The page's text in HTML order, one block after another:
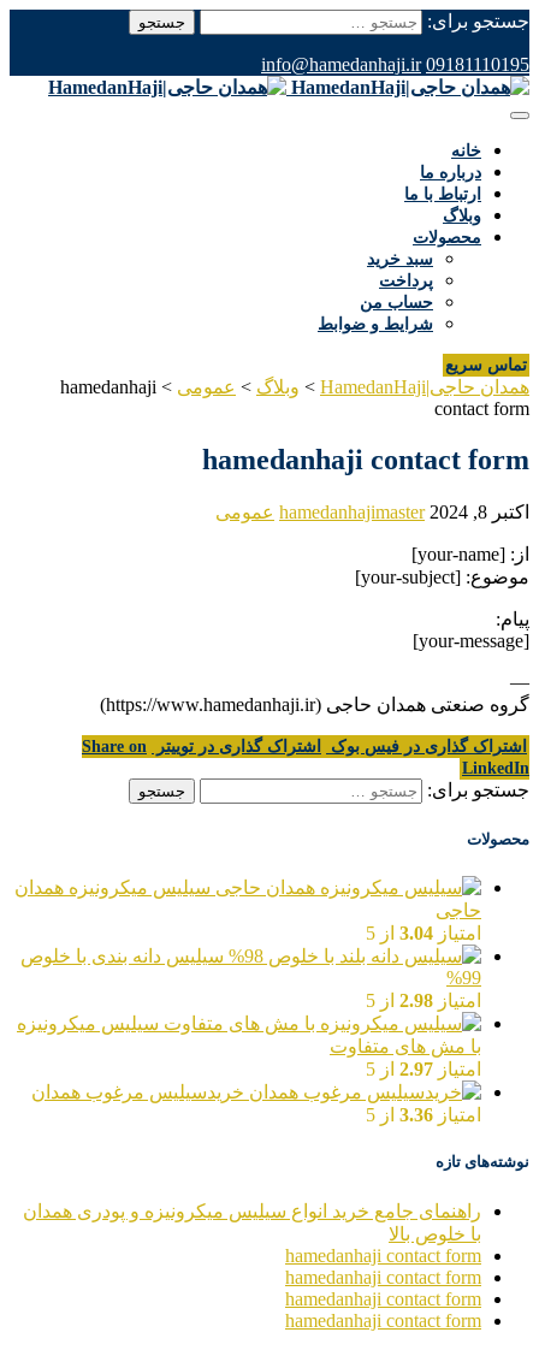
جستجو برای:
09181110195
info@hamedanhaji.ir
خانه
درباره ما
ارتباط با ما
وبلاگ
محصولات
سبد خرید
پرداخت
حساب من
شرایط و ضوابط
تماس سریع
همدان حاجی|HamedanHaji > وبلاگ > عمومی >
hamedanhaji
contact form
hamedanhaji contact form
اکتبر 8, 2024 hamedanhajimaster عمومی
از: [your-name]
موضوع: [your-subject]
پیام:
[your-message]
—
گروه صنعتی همدان حاجی (https://www.hamedanhaji.ir)
اشتراک گذاری در فیس بوک اشتراک گذاری در توییتر
Share on
LinkedIn
جستجو برای:
محصولات
سیلیس میکرونیزه همدان
حاجی
امتیاز 3.04 از 5
سیلیس دانه بندی با خلوص
99%
امتیاز 2.98 از 5
سیلیس میکرونیزه
با مش های متفاوت
امتیاز 2.97 از 5
خریدسیلیس مرغوب همدان
امتیاز 3.36 از 5
نوشته‌های تازه
راهنمای جامع خرید انواع سیلیس میکرونیزه و پودری همدان
با خلوص بالا
hamedanhaji contact form
hamedanhaji contact form
hamedanhaji contact form
hamedanhaji contact form